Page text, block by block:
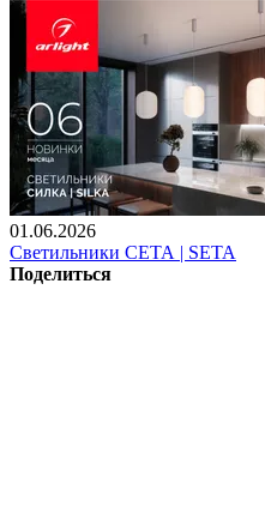
01.06.2026
Светильники СЕТА | SETA
Поделиться